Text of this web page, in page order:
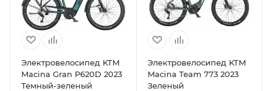
Электровелосипед KTM
Macina Gran P620D 2023
Темный-зеленый
Электровелосипед KTM
Macina Team 773 2023
Зеленый